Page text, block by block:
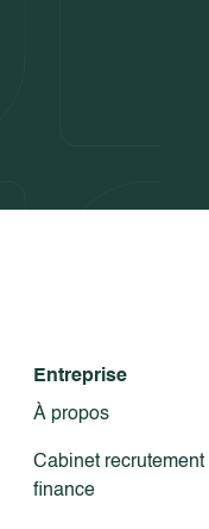
Entreprise
À propos
Cabinet recrutement
finance